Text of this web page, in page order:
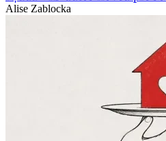
Alise Zablocka